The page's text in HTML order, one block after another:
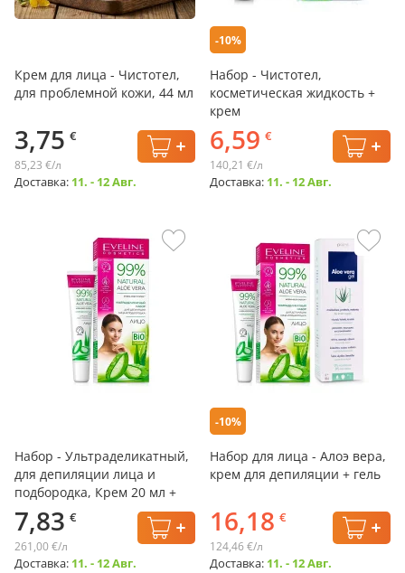
Крем для лица - Чистотел,
для проблемной кожи, 44 мл
3,75 €
85,23 €/л
Доставка: 11. - 12 Авг.
-10%
Набор - Чистотел,
косметическая жидкость +
крем
6,59 €
140,21 €/л
Доставка: 11. - 12 Авг.
Набор - Ультраделикатный,
для депиляции лица и
подбородка, Крем 20 мл +
Успокаивающий гель 5 мл х
2 шт., Eveline
7,83 €
261,00 €/л
Доставка: 11. - 12 Авг.
-10%
Набор для лица - Алоэ вера,
крем для депиляции + гель
16,18 €
124,46 €/л
Доставка: 11. - 12 Авг.